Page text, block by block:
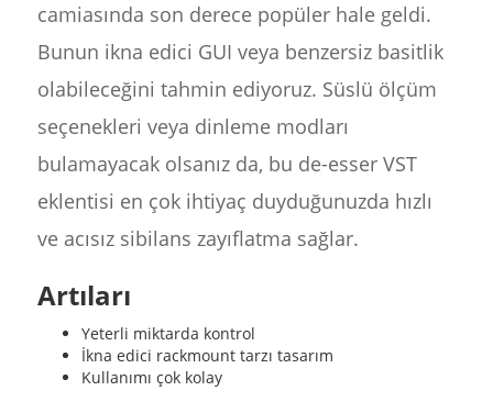
camiasında son derece popüler hale geldi.
Bunun ikna edici GUI veya benzersiz basitlik
olabileceğini tahmin ediyoruz. Süslü ölçüm
seçenekleri veya dinleme modları
bulamayacak olsanız da, bu de-esser VST
eklentisi en çok ihtiyaç duyduğunuzda hızlı
ve acısız sibilans zayıflatma sağlar.
Artıları
Yeterli miktarda kontrol
İkna edici rackmount tarzı tasarım
Kullanımı çok kolay